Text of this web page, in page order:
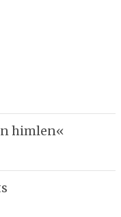
himlen«